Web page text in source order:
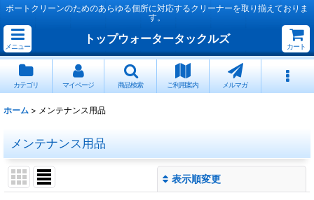
ボートクリーンのためのあらゆる個所に対応するクリーナーを取り揃えておりま
す。
メニュー
トップウォータータックルズ
カート
カテゴリ マイページ 商品検索 ご利用案内 メルマガ
ホーム > メンテナンス用品
メンテナンス用品
表示順変更